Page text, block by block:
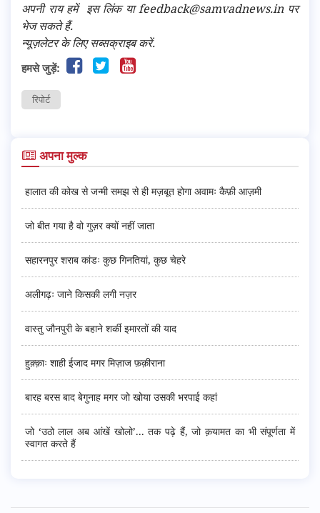
अपनी राय हमें इस लिंक या feedback@samvadnews.in पर
भेज सकते हैं.
न्यूज़लेटर के लिए सब्सक्राइब करें.
हमसे जुड़ें:
रिपोर्ट
अपना मुल्क
हालात की कोख से जन्मी समझ से ही मज़बूत होगा अवामः कैफ़ी आज़मी
जो बीत गया है वो गुज़र क्यों नहीं जाता
सहारनपुर शराब कांडः कुछ गिनतियां, कुछ चेहरे
अलीगढ़ः जाने किसकी लगी नज़र
वास्तु जौनपुरी के बहाने शर्की इमारतों की याद
हुक़्क़ाः शाही ईजाद मगर मिज़ाज फ़क़ीराना
बारह बरस बाद बेगुनाह मगर जो खोया उसकी भरपाई कहां
जो ‘उठो लाल अब आंखें खोलो’... तक पढ़े हैं, जो क़यामत का भी संपूर्णता में
स्वागत करते हैं